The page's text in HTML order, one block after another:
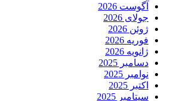
آگوست 2026
جولای 2026
ژوئن 2026
فوریه 2026
ژانویه 2026
دسامبر 2025
نوامبر 2025
اکتبر 2025
سپتامبر 2025